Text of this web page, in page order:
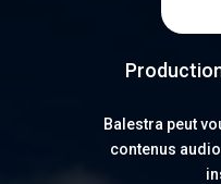
Balestra peut
contenus